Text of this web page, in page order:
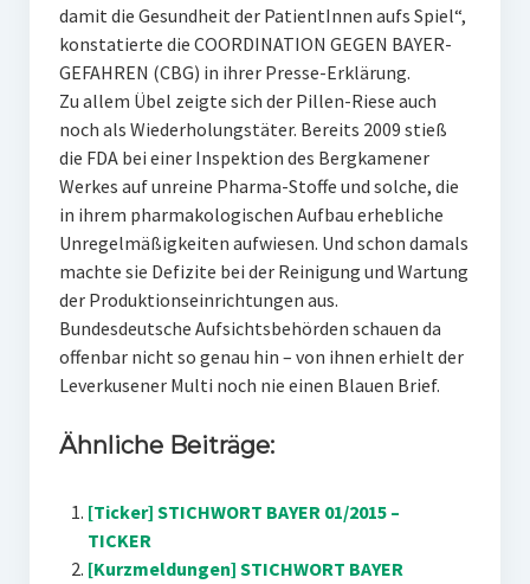
damit die Gesundheit der PatientInnen aufs Spiel“,
konstatierte die COORDINATION GEGEN BAYER-
GEFAHREN (CBG) in ihrer Presse-Erklärung.
Zu allem Übel zeigte sich der Pillen-Riese auch
noch als Wiederholungstäter. Bereits 2009 stieß
die FDA bei einer Inspektion des Bergkamener
Werkes auf unreine Pharma-Stoffe und solche, die
in ihrem pharmakologischen Aufbau erhebliche
Unregelmäßigkeiten aufwiesen. Und schon damals
machte sie Defizite bei der Reinigung und Wartung
der Produktionseinrichtungen aus.
Bundesdeutsche Aufsichtsbehörden schauen da
offenbar nicht so genau hin – von ihnen erhielt der
Leverkusener Multi noch nie einen Blauen Brief.
Ähnliche Beiträge:
[Ticker] STICHWORT BAYER 01/2015 –
TICKER
[Kurzmeldungen] STICHWORT BAYER